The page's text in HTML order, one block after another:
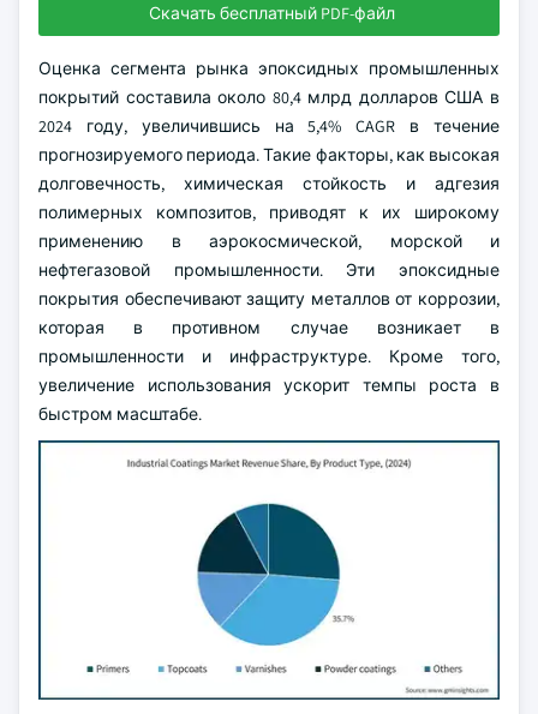
Скачать бесплатный PDF-файл
Оценка сегмента рынка эпоксидных промышленных
покрытий составила около 80,4 млрд долларов США в
2024 году, увеличившись на 5,4% CAGR в течение
прогнозируемого периода. Такие факторы, как высокая
долговечность, химическая стойкость и адгезия
полимерных композитов, приводят к их широкому
применению в аэрокосмической, морской и
нефтегазовой промышленности. Эти эпоксидные
покрытия обеспечивают защиту металлов от коррозии,
которая в противном случае возникает в
промышленности и инфраструктуре. Кроме того,
увеличение использования ускорит темпы роста в
быстром масштабе.